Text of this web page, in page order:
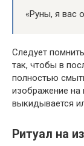
«Руны, я вас
Следует
так, чтобы в
полностью
изображение
выкидывается
Ритуал на